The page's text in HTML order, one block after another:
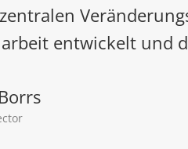
entwickelt und